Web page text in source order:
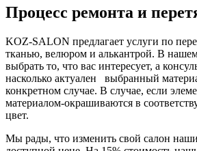
Процесс ремонта и
KOZ-SALON предлагает услуги по
тканью, велюром и алькантрой. В
выбрать то, что вас интересует, а
насколько актуален выбранный
конкретном случае. В случае, если
материалом-окрашиваются в
цвет.
Мы рады, что изменить свой салон